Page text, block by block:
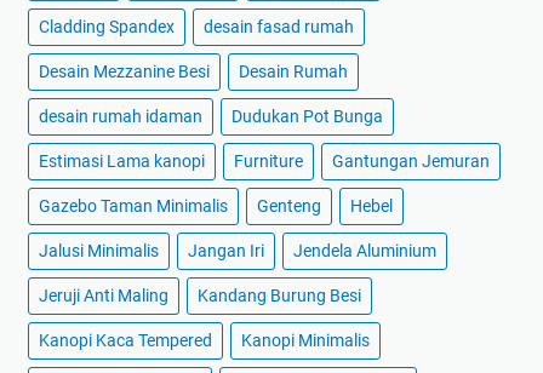
Cladding Spandex desain fasad rumah
Desain Mezzanine Besi Desain Rumah
desain rumah idaman Dudukan Pot Bunga
Estimasi Lama kanopi Furniture Gantungan Jemuran
Gazebo Taman Minimalis Genteng Hebel
Jalusi Minimalis Jangan Iri Jendela Aluminium
Jeruji Anti Maling Kandang Burung Besi
Kanopi Kaca Tempered Kanopi Minimalis